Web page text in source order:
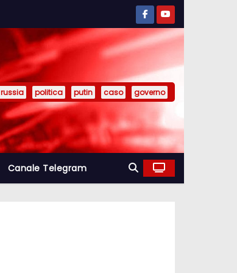
russia politica putin caso governo
Canale Telegram